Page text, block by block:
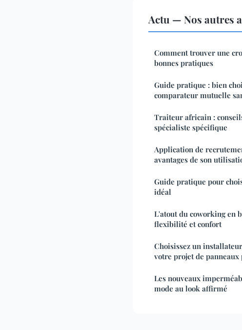
Actu — Nos autres
Comment trouver une
bonnes pratiques
Guide pratique : bien
comparateur mutuelle
Traiteur africain :
spécialiste spécifique
Application de
avantages de son
Guide pratique pour
idéal
L'atout du coworking en
flexibilité et confort
Choisissez un
votre projet de
Les nouveaux
mode au look affirmé